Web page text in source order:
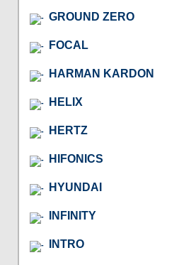
GROUND ZERO
FOCAL
HARMAN KARDON
HELIX
HERTZ
HIFONICS
HYUNDAI
INFINITY
INTRO